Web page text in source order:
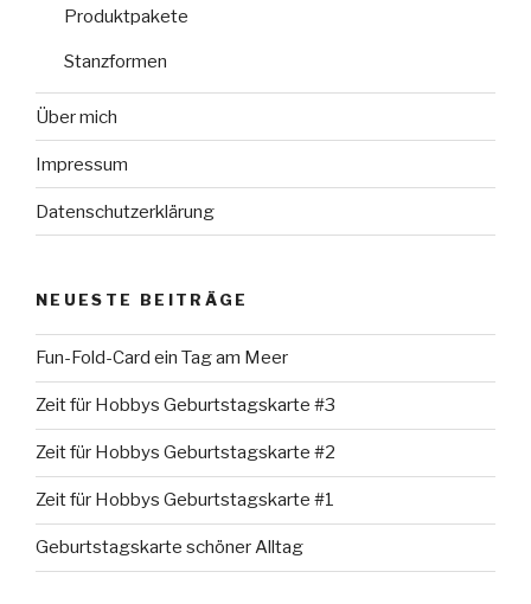
Produktpakete
Stanzformen
Über mich
Impressum
Datenschutzerklärung
NEUESTE BEITRÄGE
Fun-Fold-Card ein Tag am Meer
Zeit für Hobbys Geburtstagskarte #3
Zeit für Hobbys Geburtstagskarte #2
Zeit für Hobbys Geburtstagskarte #1
Geburtstagskarte schöner Alltag